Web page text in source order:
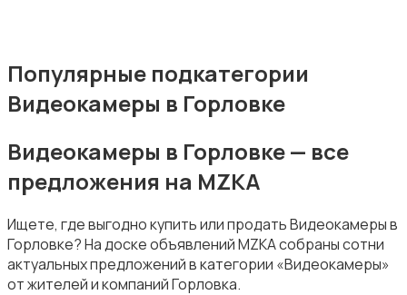
Бинокли и оптические приборы
Популярные подкатегории
Видеокамеры в Горловке
Видеокамеры в Горловке — все
предложения на MZKA
Ищете, где выгодно купить или продать Видеокамеры в
Горловке? На доске объявлений MZKA собраны сотни
актуальных предложений в категории «Видеокамеры»
от жителей и компаний Горловка.